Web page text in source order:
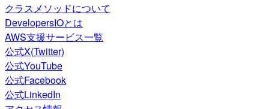
クラスメソッドについて
DevelopersIOとは
AWS支援サービス一覧
公式X(Twitter)
公式YouTube
公式Facebook
公式LinkedIn